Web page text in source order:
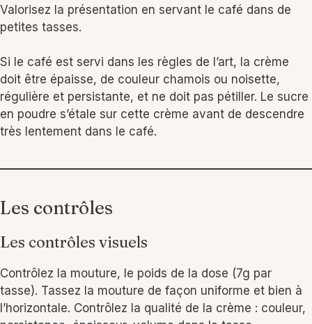
Valorisez la présentation en servant le café dans de
petites tasses.
Si le café est servi dans les règles de l’art, la crème
doit être épaisse, de couleur chamois ou noisette,
régulière et persistante, et ne doit pas pétiller. Le sucre
en poudre s’étale sur cette crème avant de descendre
très lentement dans le café.
Les contrôles
Les contrôles visuels
Contrôlez la mouture, le poids de la dose (7g par
tasse). Tassez la mouture de façon uniforme et bien à
l’horizontale. Contrôlez la qualité de la crème : couleur,